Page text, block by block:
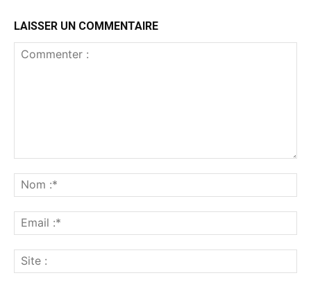
LAISSER UN COMMENTAIRE
:*
:*
: